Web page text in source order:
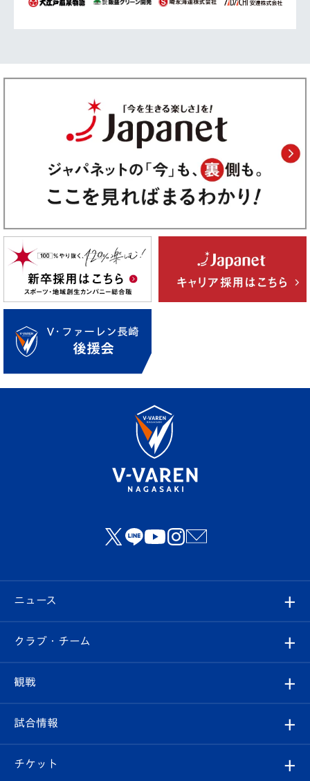
ニュース
すべて
クラブ
試合情報
クラブ・チーム
クラブ概要
観戦
観戦ルール
試合情報
試合日程/結果
チケット